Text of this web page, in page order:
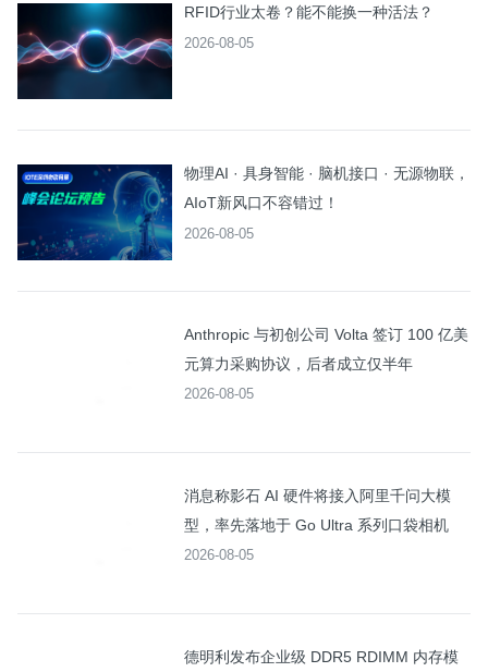
RFID行业太卷？能不能换一种活法？
2026-08-05
物理AI · 具身智能 · 脑机接口 · 无源物联，
AIoT新风口不容错过！
2026-08-05
Anthropic 与初创公司 Volta 签订 100 亿美
元算力采购协议，后者成立仅半年
2026-08-05
消息称影石 AI 硬件将接入阿里千问大模
型，率先落地于 Go Ultra 系列口袋相机
2026-08-05
德明利发布企业级 DDR5 RDIMM 内存模